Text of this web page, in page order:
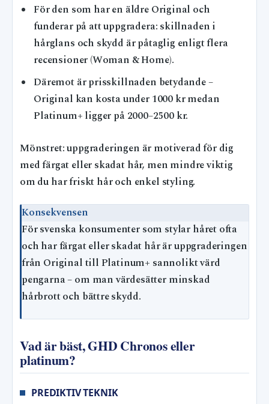
För den som har en äldre Original och
funderar på att uppgradera: skillnaden i
hårglans och skydd är påtaglig enligt flera
recensioner (Woman & Home).
Däremot är prisskillnaden betydande –
Original kan kosta under 1000 kr medan
Platinum+ ligger på 2000–2500 kr.
Mönstret: uppgraderingen är motiverad för dig
med färgat eller skadat hår, men mindre viktig
om du har friskt hår och enkel styling.
Konsekvensen
För svenska konsumenter som stylar håret ofta
och har färgat eller skadat hår är uppgraderingen
från Original till Platinum+ sannolikt värd
pengarna – om man värdesätter minskad
hårbrott och bättre skydd.
Vad är bäst, GHD Chronos eller
platinum?
PREDIKTIV TEKNIK